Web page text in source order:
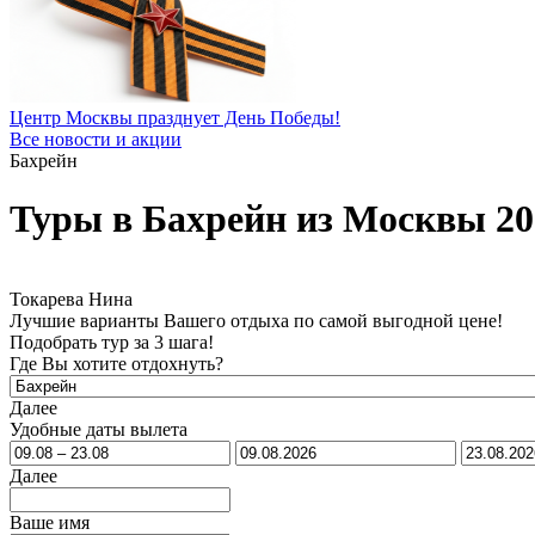
Центр Москвы празднует День Победы!
Все новости и акции
Бахрейн
Туры в Бахрейн из Москвы
Токарева Нина
Лучшие варианты Вашего отдыха по самой выгодной цене!
Подобрать тур за 3 шага!
Где Вы хотите отдохнуть?
Далее
Удобные даты вылета
Далее
Ваше имя